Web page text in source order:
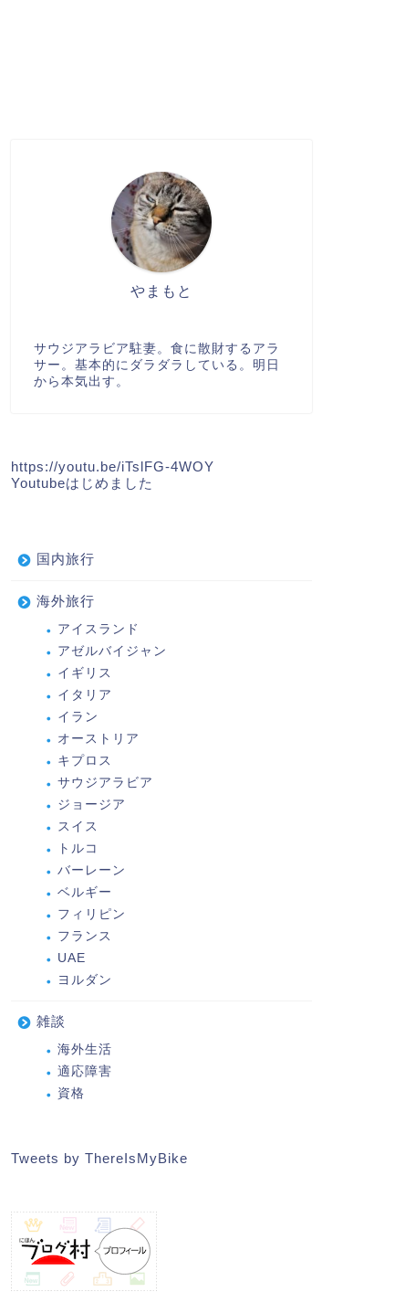
やまもと
サウジアラビア駐妻。食に散財するアラ
サー。基本的にダラダラしている。明日
から本気出す。
https://youtu.be/iTslFG-4WOY
Youtubeはじめました
国内旅行
海外旅行
アイスランド
アゼルバイジャン
イギリス
イタリア
イラン
オーストリア
キプロス
サウジアラビア
ジョージア
スイス
トルコ
バーレーン
ベルギー
フィリピン
フランス
UAE
ヨルダン
雑談
海外生活
適応障害
資格
Tweets by ThereIsMyBike